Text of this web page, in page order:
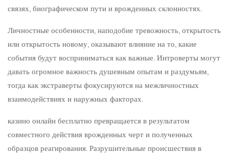
связях, биографическом пути и врожденных склонностях.
Личностные особенности, наподобие тревожность, открытость
или открытость новому, оказывают влияние на то, какие
события будут восприниматься как важные. Интроверты могут
давать огромное важность душевным опытам и раздумьям,
тогда как экстраверты фокусируются на межличностных
взаимодействиях и наружных факторах.
казино онлайн бесплатно превращается в результатом
совместного действия врожденных черт и полученных
образцов реагирования. Разрушительные происшествия в